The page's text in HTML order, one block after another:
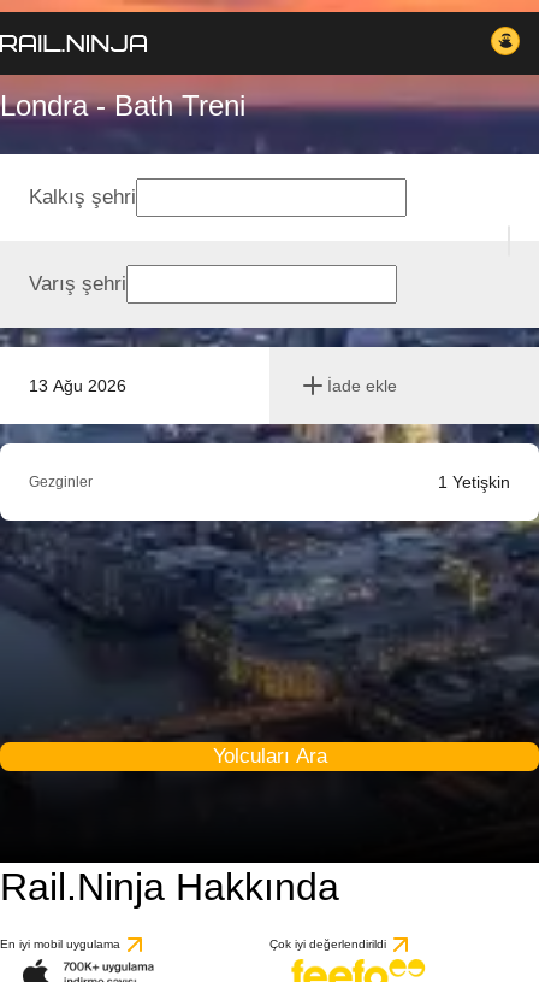
Londra - Bath Treni
13 Ağu 2026 İade ekle
Kalkış şehri
Varış şehri
Gezginler 1 Yetişkin
Yolcuları Ara
Rail.Ninja Hakkında
En iyi mobil uygulama Çok iyi değerlendirildi